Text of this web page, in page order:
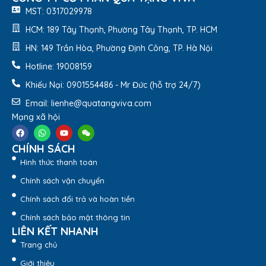
Bộ bàn ăn sứ Minh Long 09 sản phẩm – Jasmine – Chỉ
MST: 0317029978
HCM: 189 Tây Thạnh, Phường Tây Thạnh, TP. HCM
HN: 149 Trần Hòa, Phường Định Công, TP. Hà Nội
Hotline: 19008159
Khiếu Nại: 0901554486 - Mr Đức (hỗ trợ 24/7)
Email: lienhe@quatangviva.com
Mạng xã hội
CHÍNH SÁCH
Hình thức thanh toán
Chính sách vận chuyển
Chính sách đổi trả và hoàn tiền
Chính sách bảo mật thông tin
LIÊN KẾT NHANH
Trang chủ
Giới thiệu